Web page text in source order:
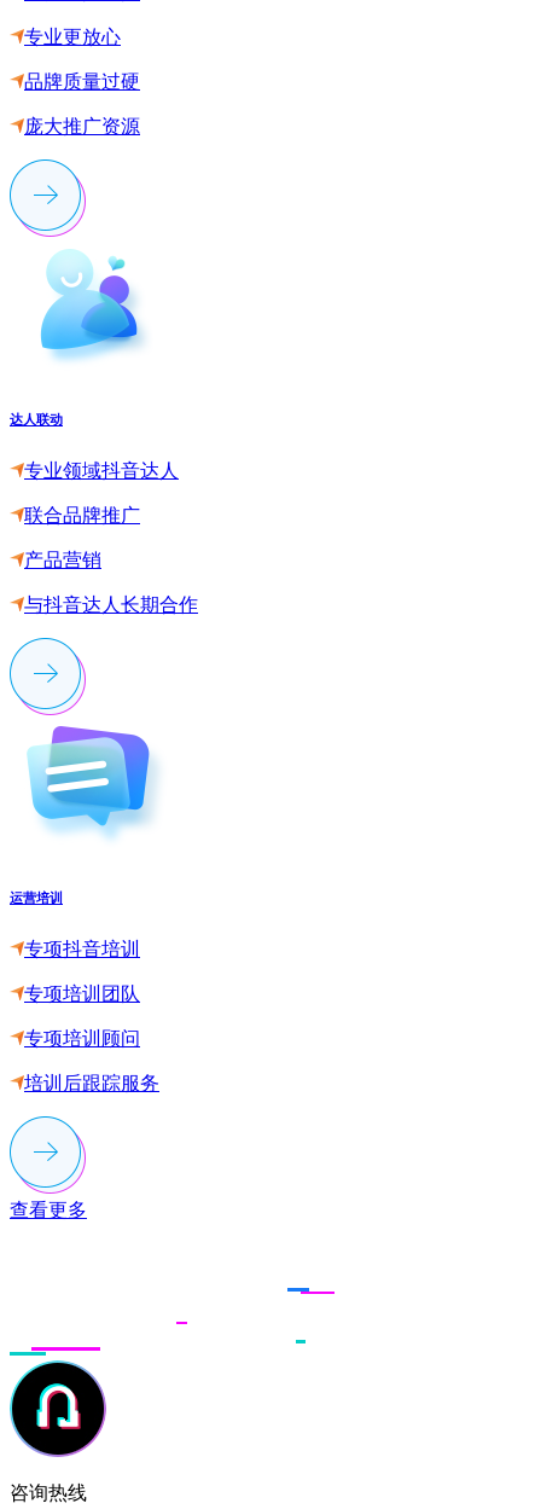
专业更放心
品牌质量过硬
庞大推广资源
达人联动
专业领域抖音达人
联合品牌推广
产品营销
与抖音达人长期合作
运营培训
专项抖音培训
专项培训团队
专项培训顾问
培训后跟踪服务
查看更多
咨询热线